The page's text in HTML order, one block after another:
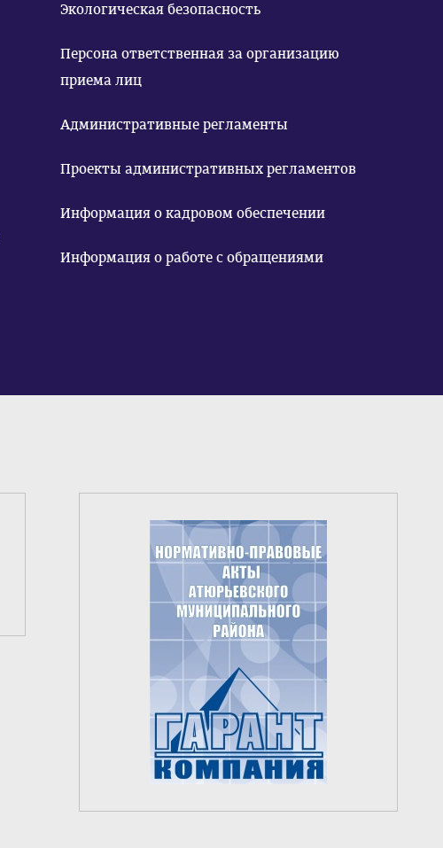
Экологическая безопасность
Персона ответственная за организацию
приема лиц
Административные регламенты
Проекты административных регламентов
Информация о кадровом обеспечении
Информация о работе с обращениями